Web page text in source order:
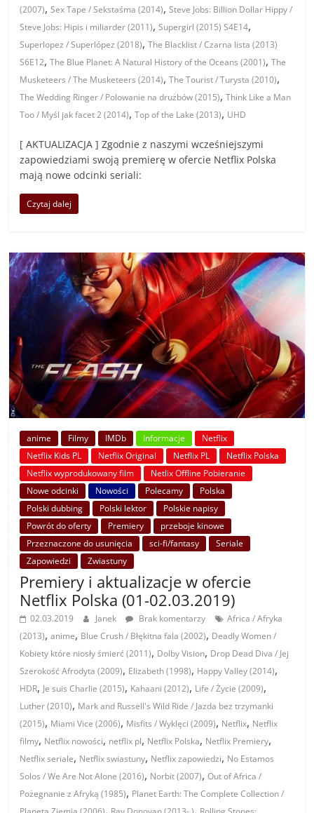
(2007),Sex Tape / Sekstaśma (2014),Steve Jobs: Billion Dollar Hippy /
Steve Jobs: Hipis i miliarder (2011),Supergirl (2015) S4E14,
Superlopez / Superlópez (2018),The Blacklist / Czarna lista (2013)
S6E12,The Blue Planet: A Natural History of the Oceans (2001),The
Musketeers / The Musketeers (2014),The Tourist / Turysta (2010),
The Wedding Ringer / Polowanie na drużbów (2015),Think Like a Man
Too / Myśl jak facet 2 (2014),Top of the Lake (2013), UHD
[ AKTUALIZACJA ] Zgodnie z naszymi wcześniejszymi
zapowiedziami swoją premierę w ofercie Netflix Polska
mają nowe odcinki seriali:
Czytaj dalej
anime Filmy IMDb Informacje
Netflix
Netflix Kids PL
Netflix Original Netflix PL
Netflix Polska
Netflix wyprodukowany film
Netlix Offline Pobieranie
Nowe odcinki
Nowości Polecamy
Polska
Polski dubbing
Polski lektor
Polskie napisy
Powrót do oferty
Premiery
przeboje kinowe
Przeznaczone do usunięcia
sci-fi/fantasy
Seriale
Zapowiedzi
Zwiastuny
Premiery i aktualizacje w ofercie
Netflix Polska (01-02.03.2019)
02.03.2019 Janek Brak komentarzy
Africa / Afryka
(2013),anime, Blue Crush / Błękitna fala (2002), Deadly Women /
Kobiety które niosły śmierć (2011), Dolby Vision, Drop Dead Diva / Jej
Szerokość Afrodyta (2009), Elizabeth (1998), Happy Valley (2014),
HDR, Je suis Charlie (2015), Kahaani (2012), Life / Życie (2009),
Luther (2010), Mark and Russell's Wild Ride / Jazda bez trzymanki
(2015), Miami Vice (2006), Misfits / Wyklęci (2009), Netflix, Netflix
filmy, Netflix nowości, netflix pl, Netflix Polska, Netflix Premiery,
Netflix seriale, Netflix swiastuny, Netflix zapowiedzi, No Estamos
Solos / We Are Not Alone (2016), Norbit (2007),Out of Africa /
Pożegnanie z Afryką (1985), Planet Earth: The Complete Collection /